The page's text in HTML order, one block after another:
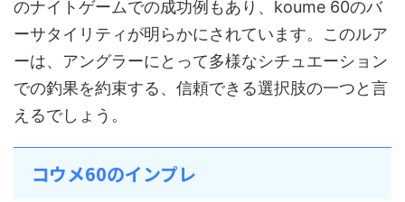
のナイトゲームでの成功例もあり、koume 60のバ
ーサタイリティが明らかにされています。このルア
ーは、アングラーにとって多様なシチュエーション
での釣果を約束する、信頼できる選択肢の一つと言
えるでしょう。
コウメ60のインプレ